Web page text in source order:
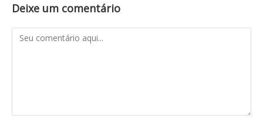
Deixe um comentário